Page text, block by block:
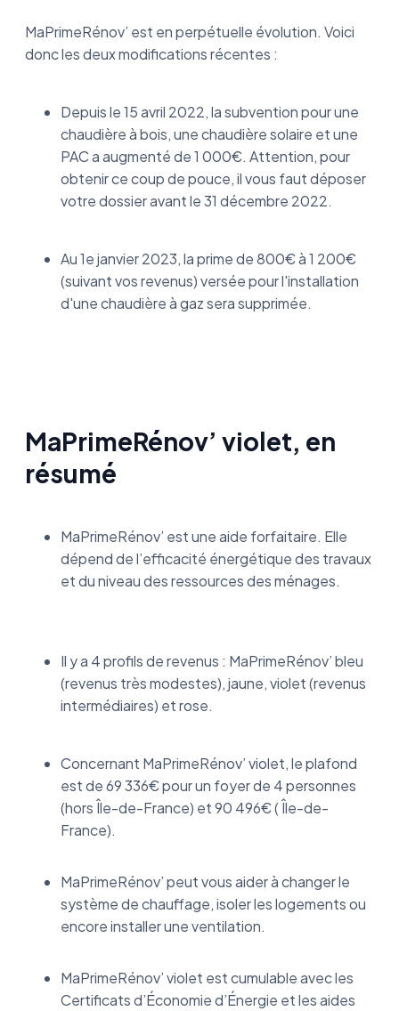
MaPrimeRénov’ est en perpétuelle évolution. Voici
donc les deux modifications récentes :
Depuis le 15 avril 2022, la subvention pour une
chaudière à bois, une chaudière solaire et une
PAC a augmenté de 1 000€. Attention, pour
obtenir ce coup de pouce, il vous faut déposer
votre dossier avant le 31 décembre 2022.
Au 1e janvier 2023, la prime de 800€ à 1 200€
(suivant vos revenus) versée pour l'installation
d'une chaudière à gaz sera supprimée.
MaPrimeRénov’ violet, en
résumé
MaPrimeRénov’ est une aide forfaitaire. Elle
dépend de l’efficacité énergétique des travaux
et du niveau des ressources des ménages.
Il y a 4 profils de revenus : MaPrimeRénov’ bleu
(revenus très modestes), jaune, violet (revenus
intermédiaires) et rose.
Concernant MaPrimeRénov’ violet, le plafond
est de 69 336€ pour un foyer de 4 personnes
(hors Île-de-France) et 90 496€ ( Île-de-
France).
MaPrimeRénov’ peut vous aider à changer le
système de chauffage, isoler les logements ou
encore installer une ventilation.
MaPrimeRénov’ violet est cumulable avec les
Certificats d’Économie d’Énergie et les aides